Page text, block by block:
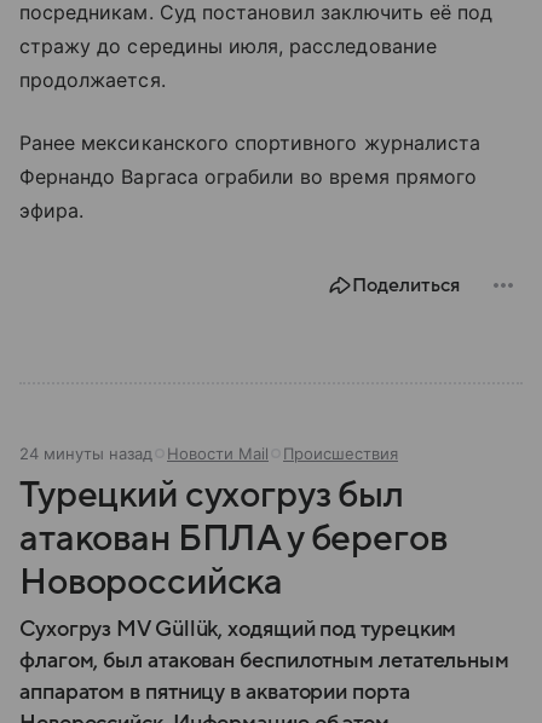
посредникам. Суд постановил заключить её под
стражу до середины июля, расследование
продолжается.
Ранее мексиканского спортивного журналиста
Фернандо Варгаса ограбили во время прямого
эфира.
Поделиться
24 минуты назад Новости Mail Происшествия
Турецкий сухогруз был
атакован БПЛА у берегов
Новороссийска
Сухогруз MV Güllük, ходящий под турецким
флагом, был атакован беспилотным летательным
аппаратом в пятницу в акватории порта